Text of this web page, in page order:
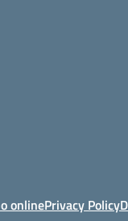
onlinePrivacy Policy